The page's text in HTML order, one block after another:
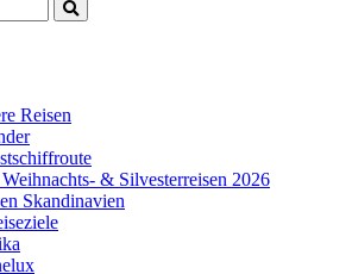
Reisen
& Silvesterreisen 2026
Skandinavien